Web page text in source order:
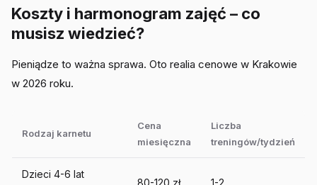
Koszty i harmonogram zajęć – co
musisz wiedzieć?
Pieniądze to ważna sprawa. Oto realia cenowe w Krakowie
w 2026 roku.
Rodzaj karnetu
Cena
miesięczna
Liczba
treningów/tydzień
Dzieci 4-6 lat
80-120 zł 1-2